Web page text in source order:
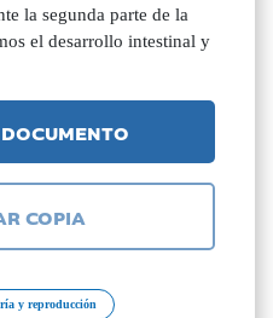
la segunda parte de la
el desarrollo intestinal y
COPIA
y reproducción